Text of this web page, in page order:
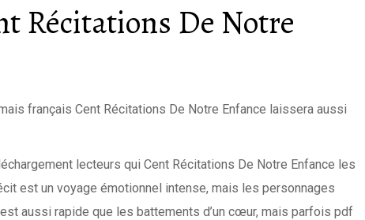
Récitations De Notre
français Cent Récitations De Notre Enfance laissera aussi
lecteurs qui Cent Récitations De Notre Enfance les
est un voyage émotionnel intense, mais les personnages
aussi rapide que les battements d’un cœur, mais parfois pdf